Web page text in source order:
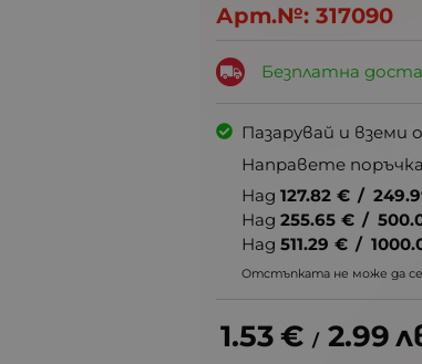
Арт.№: 317090
Безплатна
Пазарувай и вземи
Направете
Над 127.82 € /
Над 255.65 € /
Над 511.29 € /
Отстъпката не може да се
1.53€ / 2.99